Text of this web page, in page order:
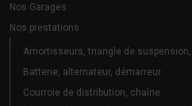
Nos Garages
Nos prestations
Amortisseurs, triangle de
Batterie, alternateur, démarreur
Courroie de distribution, chaîne